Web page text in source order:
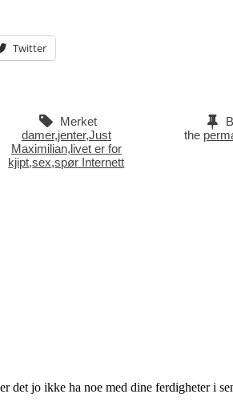
Twitter
Merket
damer,jenter,Just
Maximilian,livet er for
kjipt,sex,spør Internett
the